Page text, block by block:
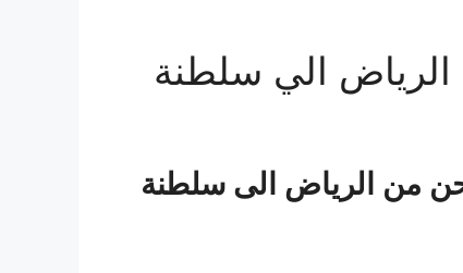
الي سلطنة
من الرياض الى سلطنة